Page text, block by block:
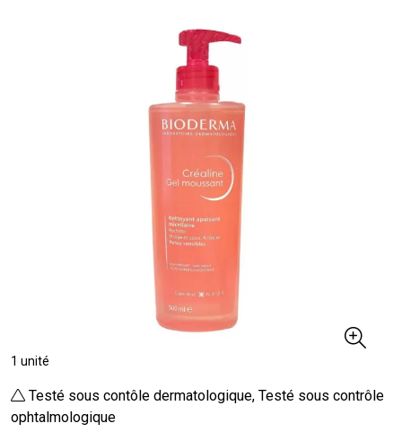
1 unité
Testé sous contôle dermatologique, Testé sous contrôle
ophtalmologique